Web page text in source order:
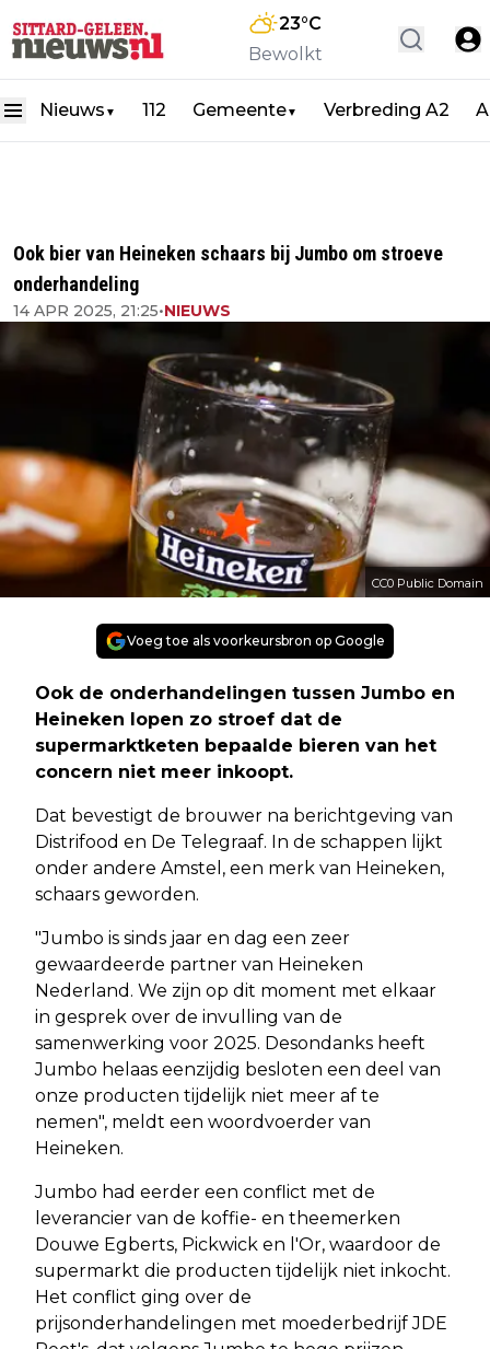
23°C
Bewolkt
Nieuws ▼ 112 Gemeente▼ Verbreding A2
Ook bier van Heineken schaars bij Jumbo om stroeve
onderhandeling
14 APR 2025, 21:25•NIEUWS
CC0 Public Domain
Voeg toe als voorkeursbron op Google
Ook de onderhandelingen tussen Jumbo en
Heineken lopen zo stroef dat de
supermarktketen bepaalde bieren van het
concern niet meer inkoopt.
Dat bevestigt de brouwer na berichtgeving van
Distrifood en De Telegraaf. In de schappen lijkt
onder andere Amstel, een merk van Heineken,
schaars geworden.
"Jumbo is sinds jaar en dag een zeer
gewaardeerde partner van Heineken
Nederland. We zijn op dit moment met elkaar
in gesprek over de invulling van de
samenwerking voor 2025. Desondanks heeft
Jumbo helaas eenzijdig besloten een deel van
onze producten tijdelijk niet meer af te
nemen", meldt een woordvoerder van
Heineken.
Jumbo had eerder een conflict met de
leverancier van de koffie- en theemerken
Douwe Egberts, Pickwick en l'Or, waardoor de
supermarkt die producten tijdelijk niet inkocht.
Het conflict ging over de
prijsonderhandelingen met moederbedrijf JDE